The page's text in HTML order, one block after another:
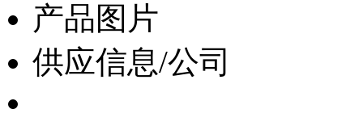
产品图片
供应信息/公司